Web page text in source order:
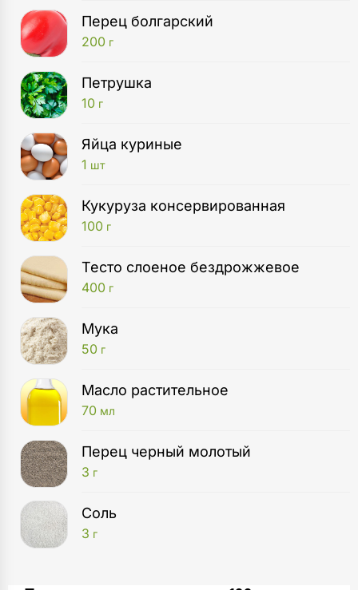
Перец болгарский
200 г
Петрушка
10 г
Яйца куриные
1 шт
Кукуруза консервированная
100 г
Тесто слоеное бездрожжевое
400 г
Мука
50 г
Масло растительное
70 мл
Перец черный молотый
3 г
Соль
3 г